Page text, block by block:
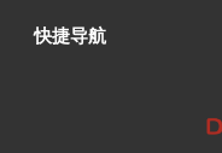
快捷导航